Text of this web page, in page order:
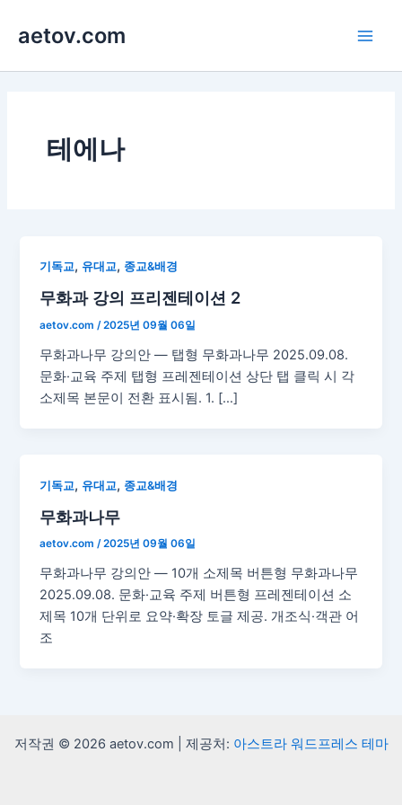
로
aetov.com
테에나
기독교, 유대교, 종교&배경
무화과 강의 프리젠테이션 2
aetov.com/2025년 09월 06일
무화과나무 강의안 — 탭형 무화과나무 2025.09.08.
문화·교육 주제 탭형 프레젠테이션 상단 탭 클릭 시 각
소제목 본문이 전환 표시됨. 1. […]
기독교, 유대교, 종교&배경
무화과나무
aetov.com/2025년 09월 06일
무화과나무 강의안 — 10개 소제목 버튼형 무화과나무
2025.09.08. 문화·교육 주제 버튼형 프레젠테이션 소
제목 10개 단위로 요약·확장 토글 제공. 개조식·객관 어
조
저작권 © 2026 aetov.com | 제공처: 아스트라 워드프레스 테마